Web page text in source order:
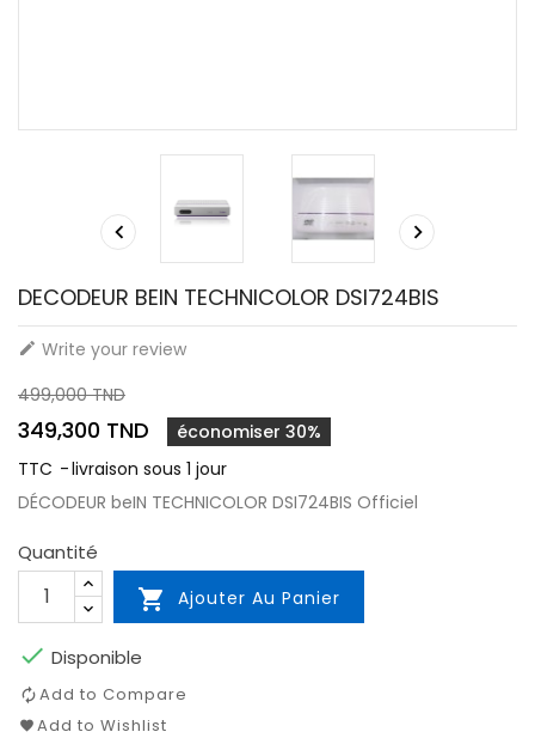
 
DECODEUR BEIN TECHNICOLOR DSI724BIS
 Write your review
499,000 TND
349,300 TND
économiser 30%
TTC
livraison sous 1 jour
DÉCODEUR beIN TECHNICOLOR DSI724BIS Officiel
Quantité
 Ajouter Au Panier
 Disponible
Add to Compare
Add to Wishlist